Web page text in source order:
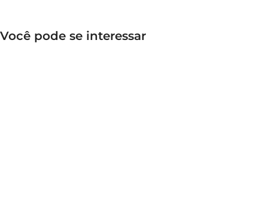
Você pode se interessar